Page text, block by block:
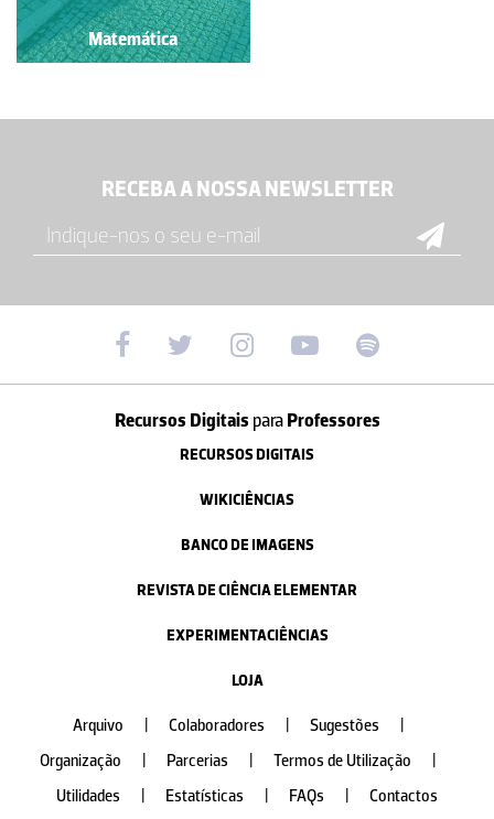
Matemática
Matemática
RECEBA A NOSSA NEWSLETTER
Recursos Digitais paraProfessores
RECURSOS DIGITAIS
WIKICIÊNCIAS
BANCO DE IMAGENS
REVISTA DE CIÊNCIA ELEMENTAR
EXPERIMENTACIÊNCIAS
LOJA
Arquivo Colaboradores Sugestões
Organização
Parcerias Termos de Utilização
Utilidades
Estatísticas FAQs Contactos